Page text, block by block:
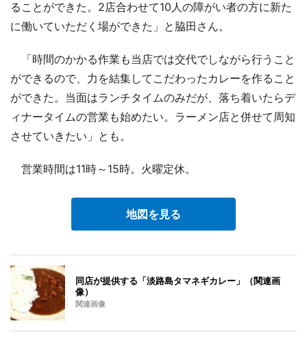
ることができた。2店合わせて10人の障がい者の方に新た
に働いていただく場ができた」と脇田さん。
「時間のかかる作業も当店では交代でしながら行うこと
ができるので、力を結集してこだわったカレーを作ること
ができた。当面はランチタイムのみだが、落ち着いたらデ
ィナータイムの営業も始めたい。ラーメン店と併せて周知
させていきたい」とも。
営業時間は11時～15時。火曜定休。
地図を見る
同店が提供する「淡路島タマネギカレー」（関連画
像）
関連画像